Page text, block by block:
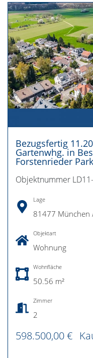
Bezugsfertig
Gartenwhg. in
Forstenrieder
Objektnummer
Lage
81477 München
Objektart
Wohnung
Wohnfläche
50.56 m²
Zimmer
2
598.500,00 €